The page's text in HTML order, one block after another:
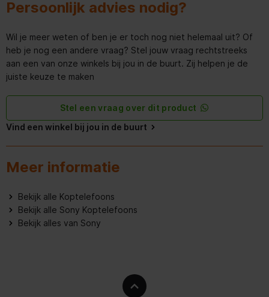
Multipoint pairing
Kindvriendelijk
Gewicht en omvang
Gewicht 120 g
Breedte verpakking 131 mm
Diepte verpakking 204 mm
Hoogte verpakking
Algemene eigenschappen
Persoonlijk advies nodig?
Wil je meer weten of ben je er toch nog niet helemaal uit? Of
heb je nog een andere vraag? Stel jouw vraag rechtstreeks
aan een van onze winkels bij jou in de buurt. Zij helpen je de
juiste keuze te maken
Stel een vraag over dit product
Vind een winkel bij jou in de buurt
Meer informatie
Bekijk alle Koptelefoons
Bekijk alle Sony Koptelefoons
Bekijk alles van Sony